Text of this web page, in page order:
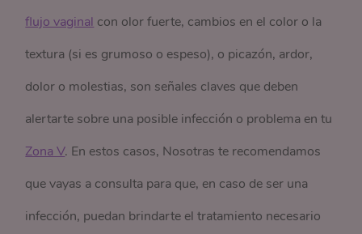
flujo vaginal con olor fuerte, cambios en el color o la
textura (si es grumoso o espeso), o picazón, ardor,
dolor o molestias, son señales claves que deben
alertarte sobre una posible infección o problema en tu
Zona V. En estos casos, Nosotras te recomendamos
que vayas a consulta para que, en caso de ser una
infección, puedan brindarte el tratamiento necesario